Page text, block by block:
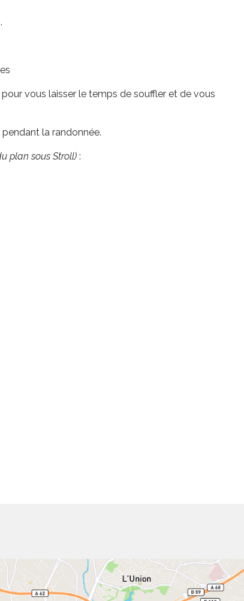
vous laisser le temps de souffler et de vous
la randonnée.
plan sous Stroll) :